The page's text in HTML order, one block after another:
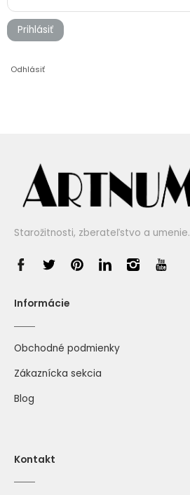
Prihlásiť
Odhlásiť
Starožitnosti, zberateľstvo a umenie.
Informácie
Obchodné podmienky
Zákaznícka sekcia
Blog
Kontakt